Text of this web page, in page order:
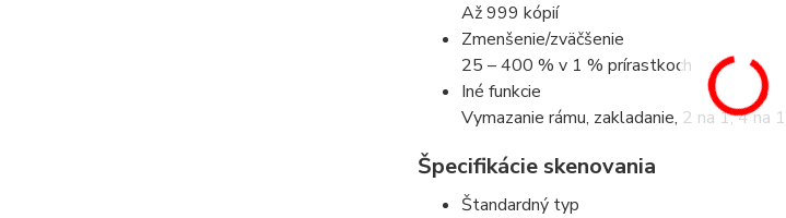
Až 999 kópií
Zmenšenie/zväčšenie
25 – 400 % v 1 % prírastkoch
Iné funkcie
Vymazanie rámu, zakladanie, 2 na 1, 4 na
Špecifikácie skenovania
Štandardný typ